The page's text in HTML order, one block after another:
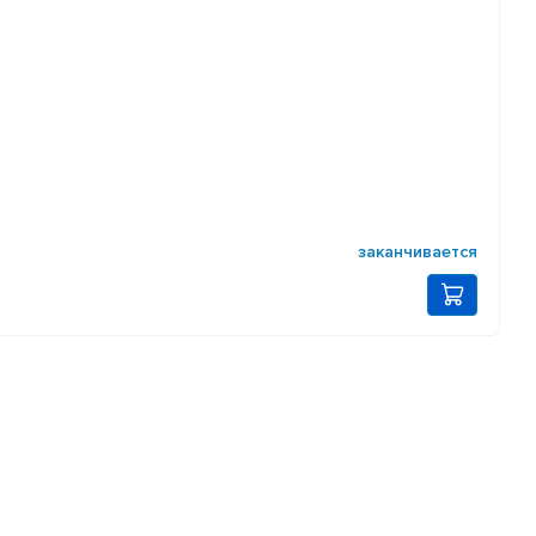
заканчивается